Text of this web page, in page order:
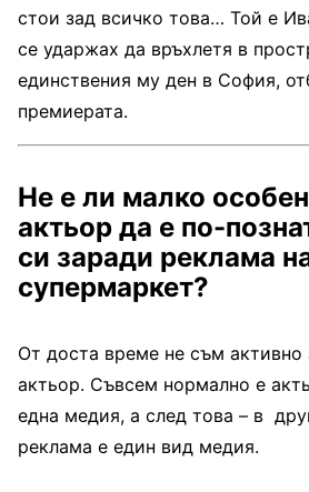
стои зад всичко това… Той е
се ударжах да връхлетя в
единствения му ден в София,
премиерата.
Не е ли малко
актьор да е по-
си заради реклама
супермаркет?
От доста време не съм
актьор. Съвсем нормално е
една медия, а след това – в
реклама е един вид медия.